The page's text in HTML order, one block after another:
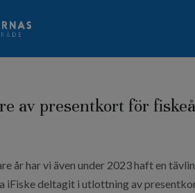
av presentkort för
år har vi även under 2023 haft en
iFiske deltagit i utlottning av